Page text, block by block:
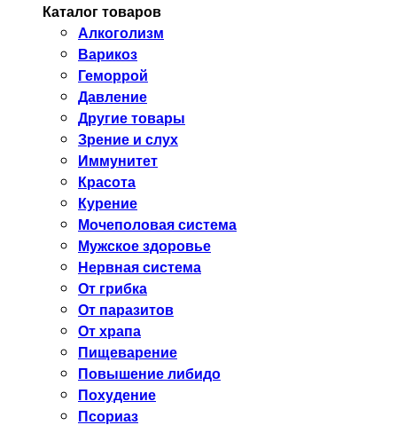
Каталог товаров
Алкоголизм
Варикоз
Геморрой
Давление
Другие товары
Зрение и слух
Иммунитет
Красота
Курение
Мочеполовая система
Мужское здоровье
Нервная система
От грибка
От паразитов
От храпа
Пищеварение
Повышение либидо
Похудение
Псориаз